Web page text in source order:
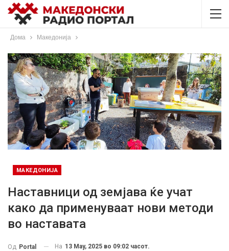
Дома Македонија
МАКЕДОНИЈА
Наставници од земјава ќе учат
како да применуваат нови методи
во наставата
Од Portal На 13 May, 2025 во 09:02 часот.